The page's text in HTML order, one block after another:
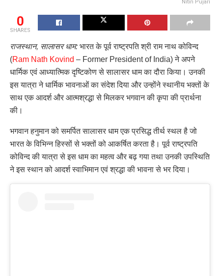
Nitin Pujari
0
SHARES
राजस्थान, सालासर धाम: भारत के पूर्व राष्ट्रपति श्री राम नाथ कोविन्द
(Ram Nath Kovind – Former President of India) ने अपने
धार्मिक एवं आध्यात्मिक दृष्टिकोण से सालासर धाम का दौरा किया। उनकी
इस यात्रा ने धार्मिक भावनाओं का संदेश दिया और उन्होंने स्थानीय भक्तों के
साथ एक आदर्श और आत्मश्रद्धा से मिलकर भगवान की कृपा की प्रार्थना
की।
भगवान हनुमान को समर्पित सालासर धाम एक प्रसिद्ध तीर्थ स्थल है जो
भारत के विभिन्न हिस्सों से भक्तों को आकर्षित करता है। पूर्व राष्ट्रपति
कोविन्द की यात्रा से इस धाम का महत्व और बढ़ गया तथा उनकी उपस्थिति
ने इस स्थान को आदर्श स्वाभिमान एवं श्रद्धा की भावना से भर दिया।